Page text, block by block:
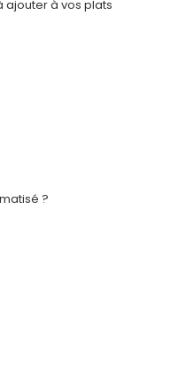
ajouter à vos plats
?